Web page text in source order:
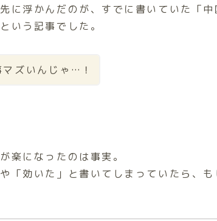
に浮かんだのが、すでに書いていた「
いう記事でした。
マズいんじゃ…！
楽になったのは事実。
「効いた」と書いてしまっていたら、